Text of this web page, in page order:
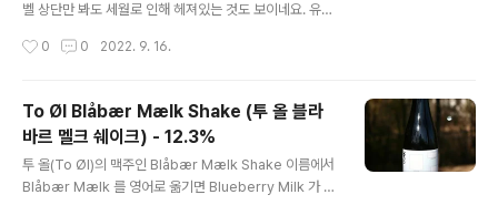
ose To Stupid (투 욀 데인저러슬리 클로즈 투 스투피
홉 ..
벨 상단만 봐도 세월로 인해 헤져있는 것도 보이네요. 유럽
러(Mikkeller)에는 스타우트 시리즈에 Beer Geek 으로
어간 오트밀 스타우트가 되고, Beer Geek 으로 시작되며
Brunch 로 이어진다면 Breakfast 을 강화한 임페리얼 오
트밀 스타우트가 됩니다. - 블로그에 리뷰된 미켈러(Mikk
eller) 브랜드의 맥주들 - Mikkeller Big Worse (믹켈
러 빅 워스) - 12.0% - 2010.11.10 Mikkeller 黑 (믹켈
0 0 2022. 9. 16.
To Øl Blåbær Mælk Shake (투 올 블라
바르 멜크 쉐이크) - 12.3%
투 올(To Øl)의 맥주인 Blåbær Mælk Shake 이름에서
Blåbær Mælk 를 영어로 옮기면 Blueberry Milk 가 됩